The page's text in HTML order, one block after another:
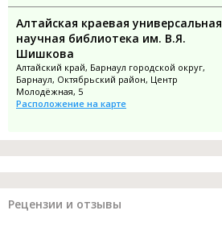
Алтайская краевая универсальная
научная библиотека им. В.Я.
Шишкова
Алтайский край, Барнаул городской округ,
Барнаул, Октябрьский район, Центр
Молодёжная, 5
Расположение на карте
Рецензии и отзывы